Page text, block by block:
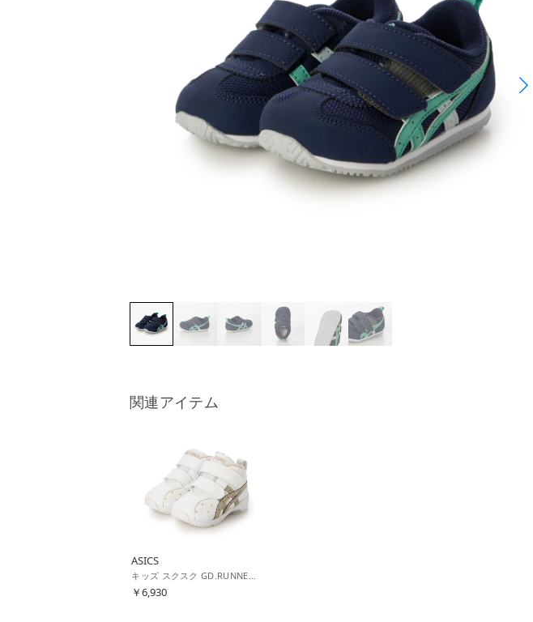
関連アイテム
ASICS
キッズ スクスク GD.RUNNERBABY SL-MID.100 キッズ スニーカー 1144A004 100 （ホワイト×ゴールド）
￥6,930